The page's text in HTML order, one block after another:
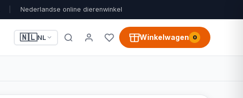
Nederlandse online dierenwinkel
🇳🇱NL Winkelwagen 0